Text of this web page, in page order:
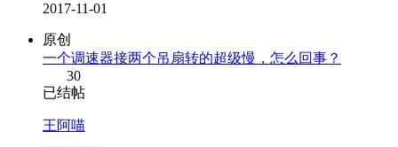
2017-11-01
原创
一个调速器接两个吊扇转的超级慢，怎么回事？
30
已结帖
王阿喵